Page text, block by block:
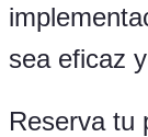
sea eficaz
Reserva tu